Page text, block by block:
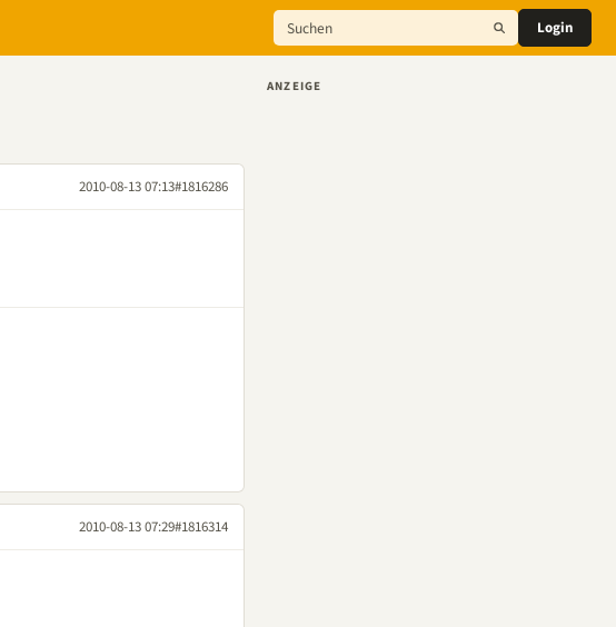
Login
2010-08-13 07:13#1816286
2010-08-13 07:29#1816314
ANZEIGE